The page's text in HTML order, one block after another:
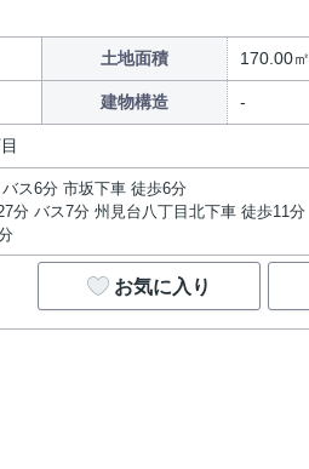
土地面積 170.00㎡
建物構造
ス6分 市坂下車 徒歩6分
分 バス7分 州見台八丁目北下車 徒歩11分
お気に入り